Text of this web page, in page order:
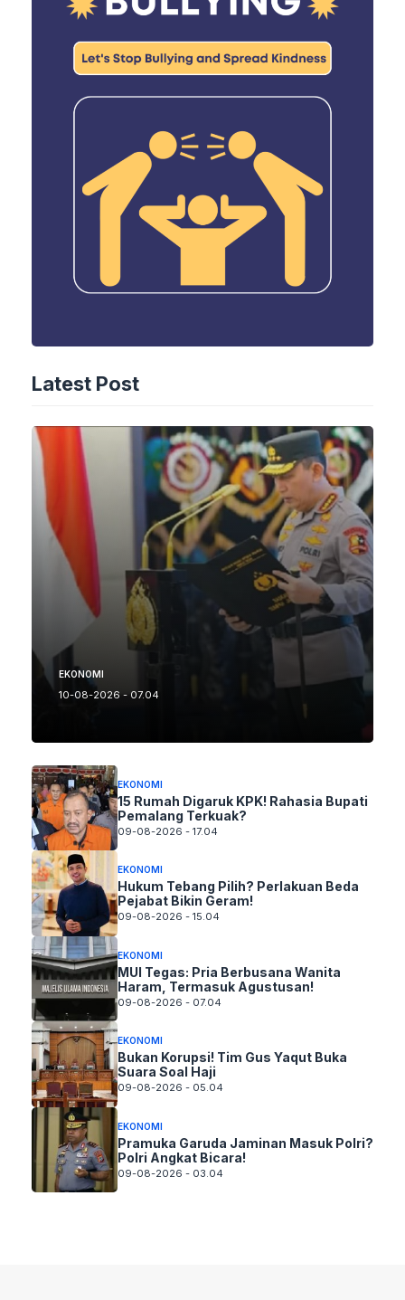
Latest Post
EKONOMI
10-08-2026 - 07.04
EKONOMI
15 Rumah Digaruk KPK! Rahasia Bupati
Pemalang Terkuak?
09-08-2026 - 17.04
EKONOMI
Hukum Tebang Pilih? Perlakuan Beda
Pejabat Bikin Geram!
09-08-2026 - 15.04
EKONOMI
MUI Tegas: Pria Berbusana Wanita
Haram, Termasuk Agustusan!
09-08-2026 - 07.04
EKONOMI
Bukan Korupsi! Tim Gus Yaqut Buka
Suara Soal Haji
09-08-2026 - 05.04
EKONOMI
Pramuka Garuda Jaminan Masuk Polri?
Polri Angkat Bicara!
09-08-2026 - 03.04